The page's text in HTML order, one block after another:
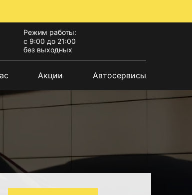
Режим работы:
с 9:00 до 21:00
без выходных
Акции Автосервисы